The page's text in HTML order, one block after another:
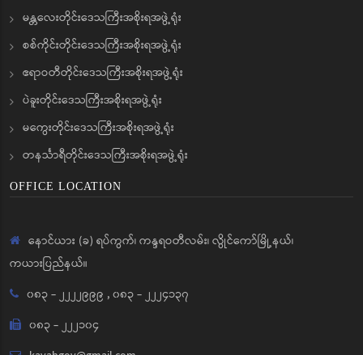
မန္တလေးတိုင်းဒေသကြီးအစိုးရအဖွဲ့ရုံး
စစ်ကိုင်းတိုင်းဒေသကြီးအစိုးရအဖွဲ့ရုံး
ဧရာဝတီတိုင်းဒေသကြီးအစိုးရအဖွဲ့ရုံး
ပဲခူးတိုင်းဒေသကြီးအစိုးရအဖွဲ့ရုံး
မကွေးတိုင်းဒေသကြီးအစိုးရအဖွဲ့ရုံး
တနင်္သာရီတိုင်းဒေသကြီးအစိုးရအဖွဲ့ရုံး
OFFICE LOCATION
နောင်ယား (ခ) ရပ်ကွက်၊ ကန္ဒရဝတီလမ်း၊ လွိုင်ကော်မြို့နယ်၊
ကယားပြည်နယ်။
၀၈၃ - ၂၂၂၂၉၉၉ ,၀၈၃ - ၂၂၂၄၁၃၇
၀၈၃ - ၂၂၂၁၀၄